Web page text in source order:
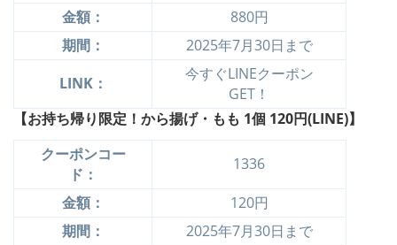
金額：
880円
期間：
2025年7月30日まで
LINK：
今すぐLINEクーポン
GET！
【お持ち帰り限定！から揚げ・もも 1個 120円(LINE)】
クーポンコー
ド：
1336
金額：
120円
期間：
2025年7月30日まで